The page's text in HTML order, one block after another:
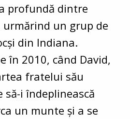
profundă dintre
un grup de
din Indiana.
în 2010, când David,
fratelui său
să-i îndeplinească
un munte și a se